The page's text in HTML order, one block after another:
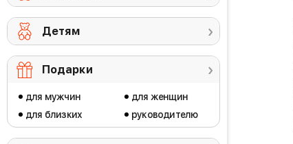
Детям
Подарки
для мужчин
для близких
для женщин
руководителю